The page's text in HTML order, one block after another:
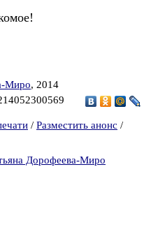
Миро, 2014
/ Разместить анонс /
Дорофеева-Миро